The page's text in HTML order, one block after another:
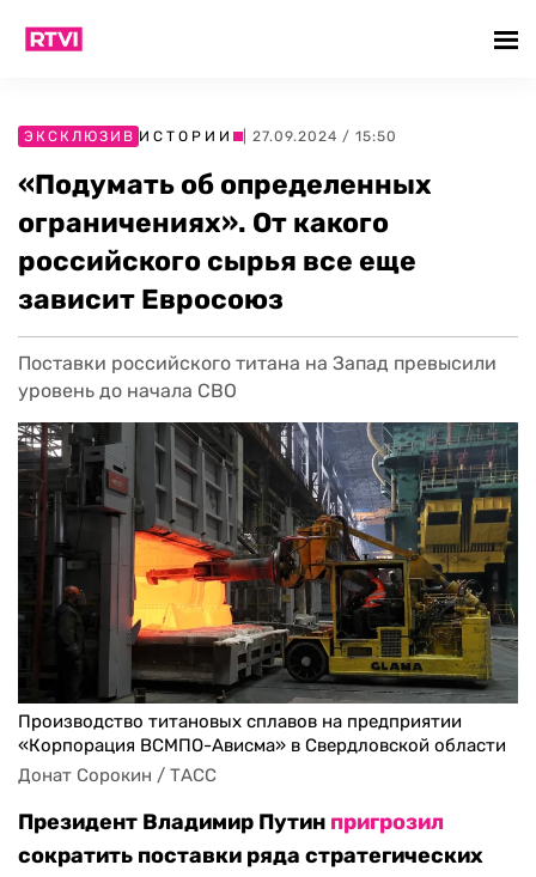
ЭКСКЛЮЗИВ ИСТОРИИ | 27.09.2024 / 15:50
«Подумать об определенных
ограничениях». От какого
российского сырья все еще
зависит Евросоюз
Поставки российского титана на Запад превысили
уровень до начала СВО
Производство титановых сплавов на предприятии
«Корпорация ВСМПО-Ависма» в Свердловской области
Донат Сорокин / ТАСС
Президент Владимир Путин пригрозил
сократить поставки ряда стратегических